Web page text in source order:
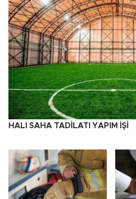
HALI SAHA TADİLATI YAPIM İŞİ